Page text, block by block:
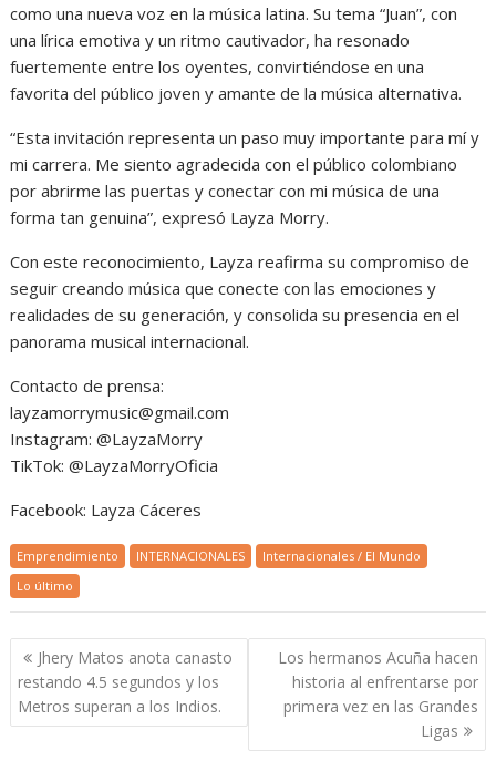
como una nueva voz en la música latina. Su tema “Juan”, con
una lírica emotiva y un ritmo cautivador, ha resonado
fuertemente entre los oyentes, convirtiéndose en una
favorita del público joven y amante de la música alternativa.
“Esta invitación representa un paso muy importante para mí y
mi carrera. Me siento agradecida con el público colombiano
por abrirme las puertas y conectar con mi música de una
forma tan genuina”, expresó Layza Morry.
Con este reconocimiento, Layza reafirma su compromiso de
seguir creando música que conecte con las emociones y
realidades de su generación, y consolida su presencia en el
panorama musical internacional.
Contacto de prensa:
layzamorrymusic@gmail.com
Instagram: @LayzaMorry
TikTok: @LayzaMorryOficia
Facebook: Layza Cáceres
Emprendimiento INTERNACIONALES
Internacionales / El Mundo
Lo último
Navegación
de
entradas
Jhery Matos anota canasto
restando 4.5 segundos y los
Metros superan a los Indios.
Los hermanos Acuña hacen
historia al enfrentarse por
primera vez en las Grandes
Ligas